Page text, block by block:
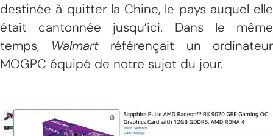
destinée à quitter la Chine, le pays auquel elle
était cantonnée jusqu’ici. Dans le même
temps, Walmart référençait un ordinateur
MOGPC équipé de notre sujet du jour.